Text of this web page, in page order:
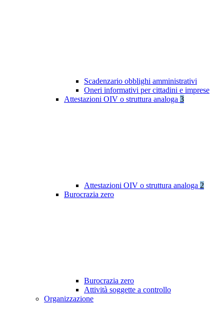
Scadenzario obblighi amministrativi
Oneri informativi per cittadini e imprese
Attestazioni OIV o struttura analoga 3
Attestazioni OIV o struttura analoga 2
Burocrazia zero
Burocrazia zero
Attività soggette a controllo
Organizzazione